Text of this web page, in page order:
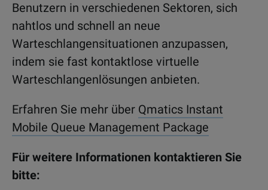
Benutzern in verschiedenen Sektoren, sich
nahtlos und schnell an neue
Warteschlangensituationen anzupassen,
indem sie fast kontaktlose virtuelle
Warteschlangenlösungen anbieten.
Erfahren Sie mehr über Qmatics Instant
Mobile Queue Management Package
Für weitere Informationen kontaktieren Sie
bitte: